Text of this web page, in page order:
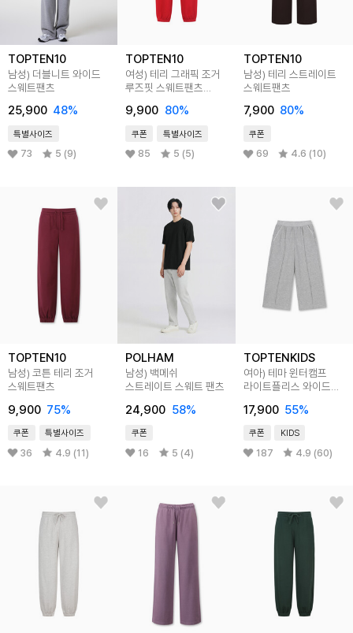
TOPTEN10
남성) 더블니트 와이드
스웨트팬츠
25,900 48%
특별사이즈
73 5 (9)
TOPTEN10
여성) 테리 그래픽 조거
루즈핏 스웨트팬츠
9,900 80%
쿠폰 특별사이즈
85 5 (5)
TOPTEN10
남성) 테리 스트레이트
스웨트팬츠
7,900 80%
쿠폰
69 4.6 (10)
TOPTEN10
남성) 코튼 테리 조거
스웨트팬츠
9,900 75%
쿠폰 특별사이즈
36 4.9 (11)
POLHAM
남성) 백메쉬
스트레이트 스웨트 팬츠
24,900 58%
쿠폰
16 5 (4)
TOPTENKIDS
여아) 테마 윈터캠프
라이트플리스 와이드
17,900 55%
쿠폰 KIDS
187 4.9 (60)